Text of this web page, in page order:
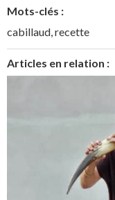
Mots-clés :
cabillaud recette
Articles en relation :